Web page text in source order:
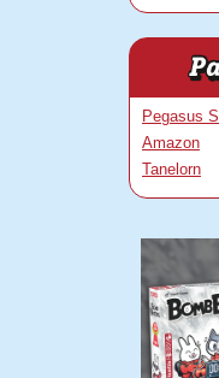
Pegasus
Amazon
Tanelorn